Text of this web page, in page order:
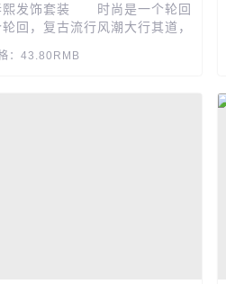
熙发饰套装 时尚是一个轮回
回，复古流行风潮大行其道，
多品相蔽月，气质幽雅的头饰...
：43.80RMB